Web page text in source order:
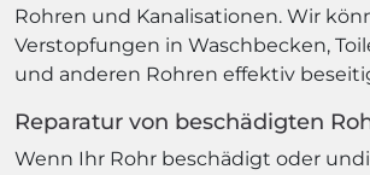
Rohren und Kanalisationen. Wir
Verstopfungen in Waschbecken,
und anderen Rohren effektiv
Reparatur von beschädigten
Wenn Ihr Rohr beschädigt oder